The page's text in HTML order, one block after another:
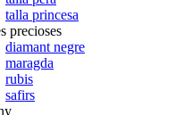
talla princesa
precioses
diamant negre
maragda
rubis
safirs